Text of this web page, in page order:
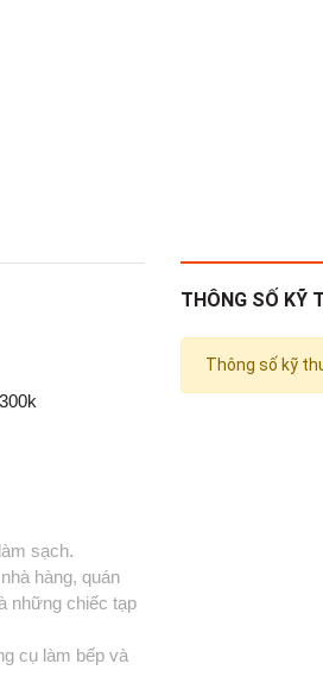
sạch.
hàng, quán
những chiếc tạp
cụ làm bếp và
THÔNG SỐ KỸ
Thông số kỹ